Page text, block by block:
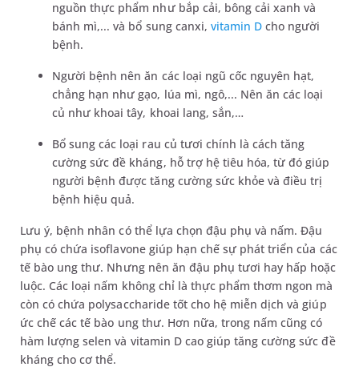
nguồn thực phẩm như bắp cải, bông cải xanh và
bánh mì,... và bổ sung canxi, vitamin D cho người
bệnh.
Người bệnh nên ăn các loại ngũ cốc nguyên hạt,
chẳng hạn như gạo, lúa mì, ngô,... Nên ăn các loại
củ như khoai tây, khoai lang, sắn,…
Bổ sung các loại rau củ tươi chính là cách tăng
cường sức đề kháng, hỗ trợ hệ tiêu hóa, từ đó giúp
người bệnh được tăng cường sức khỏe và điều trị
bệnh hiệu quả.
Lưu ý, bệnh nhân có thể lựa chọn đậu phụ và nấm. Đậu
phụ có chứa isoflavone giúp hạn chế sự phát triển của các
tế bào ung thư. Nhưng nên ăn đậu phụ tươi hay hấp hoặc
luộc. Các loại nấm không chỉ là thực phẩm thơm ngon mà
còn có chứa polysaccharide tốt cho hệ miễn dịch và giúp
ức chế các tế bào ung thư. Hơn nữa, trong nấm cũng có
hàm lượng selen và vitamin D cao giúp tăng cường sức đề
kháng cho cơ thể.